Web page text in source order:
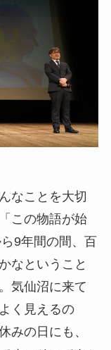
なことを大切
この物語が始
9年間の間、百
なということ
気仙沼に来て
く見えるの
みの日にも、